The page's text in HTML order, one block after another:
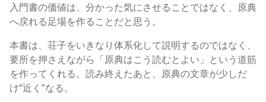
入門書の価値は、分かった気にさせることではなく、原典
へ戻れる足場を作ることだと思う。
本書は、荘子をいきなり体系化して説明するのではなく、
要所を押さえながら「原典はこう読むとよい」という道筋
を作ってくれる。読み終えたあと、原典の文章が少しだ
け“近く”なる。